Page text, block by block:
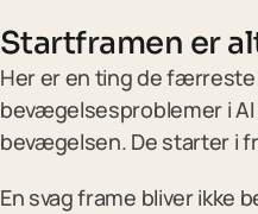
Startframen er
Her er en ting de
bevægelsesproblemer i
bevægelsen. De starter i
En svag frame bliver ikke